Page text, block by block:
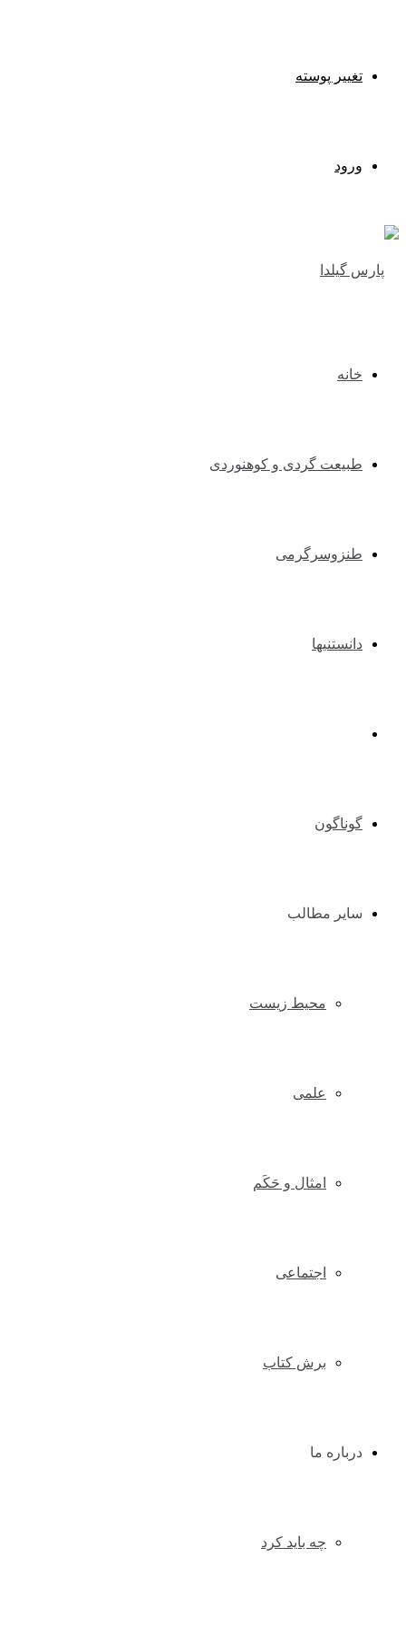
تغییر پوسته
ورود
خانه
طبیعت گردی و کوهنوردی
طنزوسرگرمی
دانستنیها
عکس و فیلم
گوناگون
سایر مطالب
محیط زیست
علمی
امثال و حَکَم
اجتماعی
برش کتاب
درباره ما
چه باید کرد